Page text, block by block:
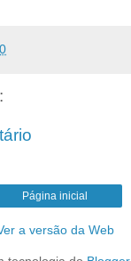
Página inicial
a versão da Web